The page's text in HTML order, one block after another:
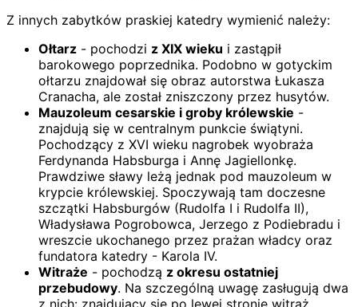
Z innych zabytków praskiej katedry wymienić należy:
Ołtarz - pochodzi z XIX wieku i zastąpił
barokowego poprzednika. Podobno w gotyckim
ołtarzu znajdował się obraz autorstwa Łukasza
Cranacha, ale został zniszczony przez husytów.
Mauzoleum cesarskie i groby królewskie -
znajdują się w centralnym punkcie świątyni.
Pochodzący z XVI wieku nagrobek wyobraża
Ferdynanda Habsburga i Annę Jagiellonkę.
Prawdziwe sławy leżą jednak pod mauzoleum w
krypcie królewskiej. Spoczywają tam doczesne
szczątki Habsburgów (Rudolfa I i Rudolfa II),
Władysława Pogrobowca, Jerzego z Podiebradu i
wreszcie ukochanego przez prażan władcy oraz
fundatora katedry - Karola IV.
Witraże - pochodzą z okresu ostatniej
przebudowy. Na szczególną uwagę zasługują dwa
z nich: znajdujący się po lewej stronie witraż